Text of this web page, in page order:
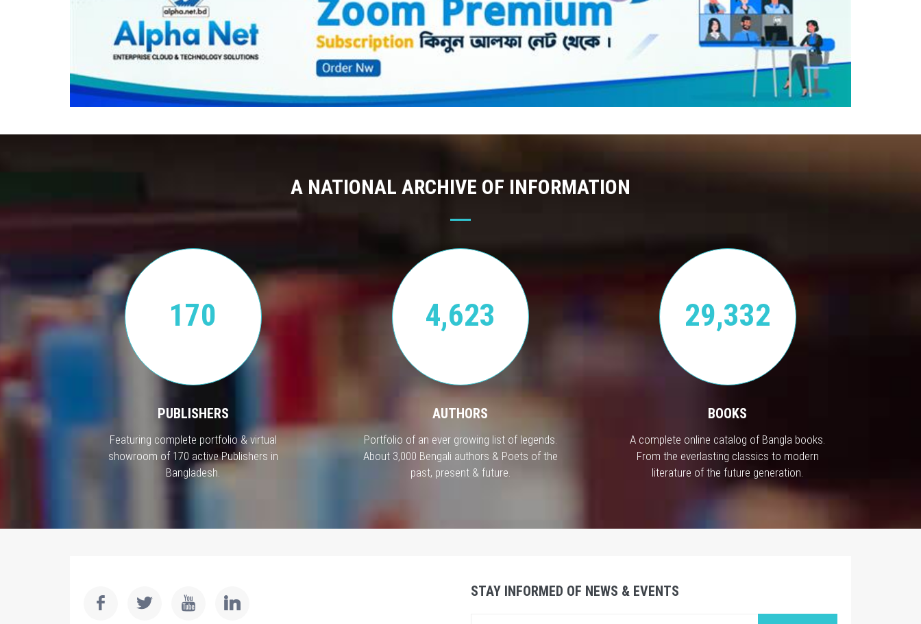
A NATIONAL ARCHIVE OF INFORMATION
170
PUBLISHERS
Featuring complete portfolio & virtual
showroom of 170 active Publishers in
Bangladesh.
4,623
AUTHORS
Portfolio of an ever growing list of legends.
About 3,000 Bengali authors & Poets of the
past, present & future.
29,332
BOOKS
A complete online catalog of Bangla books.
From the everlasting classics to modern
literature of the future generation.
STAY INFORMED OF NEWS & EVENTS